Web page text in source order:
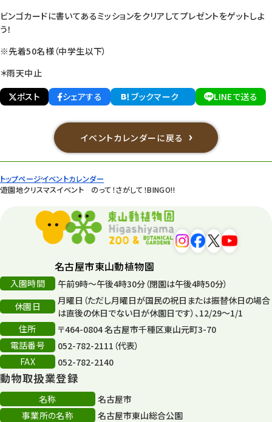
トップページイベントカレンダー
遊園地クリスマスイベント のって！さがして！BINGO!!
ビンゴカードに書いてあるミッションをクリアしてプレゼントをゲットしよ
う！
※先着50名様（中学生以下）
＊雨天中止
ポスト
シェアする ブックマーク LINEで送る
イベントカレンダーに戻る
名古屋市東山動植物園
入園時間
午前9時～午後4時30分（閉園は午後4時50分）
休園日
月曜日（ただし月曜日が国民の祝日または振替休日の場合
は直後の休日でない日が休園日です）、12/29～1/1
住所
〒464-0804 名古屋市千種区東山元町3-70
電話番号
052-782-2111（代表）
FAX
052-782-2140
動物取扱業登録
名称
名古屋市
事業所の名称
名古屋市東山総合公園